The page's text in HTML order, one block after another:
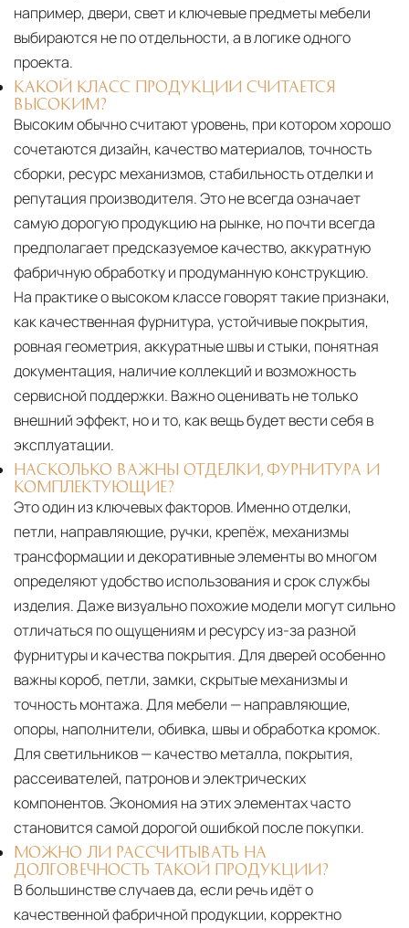
например, двери, свет и ключевые предметы мебели
выбираются не по отдельности, а в логике одного
проекта.
КАКОЙ КЛАСС ПРОДУКЦИИ СЧИТАЕТСЯ
ВЫСОКИМ?
Высоким обычно считают уровень, при котором хорошо
сочетаются дизайн, качество материалов, точность
сборки, ресурс механизмов, стабильность отделки и
репутация производителя. Это не всегда означает
самую дорогую продукцию на рынке, но почти всегда
предполагает предсказуемое качество, аккуратную
фабричную обработку и продуманную конструкцию.
На практике о высоком классе говорят такие признаки,
как качественная фурнитура, устойчивые покрытия,
ровная геометрия, аккуратные швы и стыки, понятная
документация, наличие коллекций и возможность
сервисной поддержки. Важно оценивать не только
внешний эффект, но и то, как вещь будет вести себя в
эксплуатации.
НАСКОЛЬКО ВАЖНЫ ОТДЕЛКИ, ФУРНИТУРА И
КОМПЛЕКТУЮЩИЕ?
Это один из ключевых факторов. Именно отделки,
петли, направляющие, ручки, крепёж, механизмы
трансформации и декоративные элементы во многом
определяют удобство использования и срок службы
изделия. Даже визуально похожие модели могут сильно
отличаться по ощущениям и ресурсу из-за разной
фурнитуры и качества покрытия. Для дверей особенно
важны короб, петли, замки, скрытые механизмы и
точность монтажа. Для мебели — направляющие,
опоры, наполнители, обивка, швы и обработка кромок.
Для светильников — качество металла, покрытия,
рассеивателей, патронов и электрических
компонентов. Экономия на этих элементах часто
становится самой дорогой ошибкой после покупки.
МОЖНО ЛИ РАССЧИТЫВАТЬ НА
ДОЛГОВЕЧНОСТЬ ТАКОЙ ПРОДУКЦИИ?
В большинстве случаев да, если речь идёт о
качественной фабричной продукции, корректно